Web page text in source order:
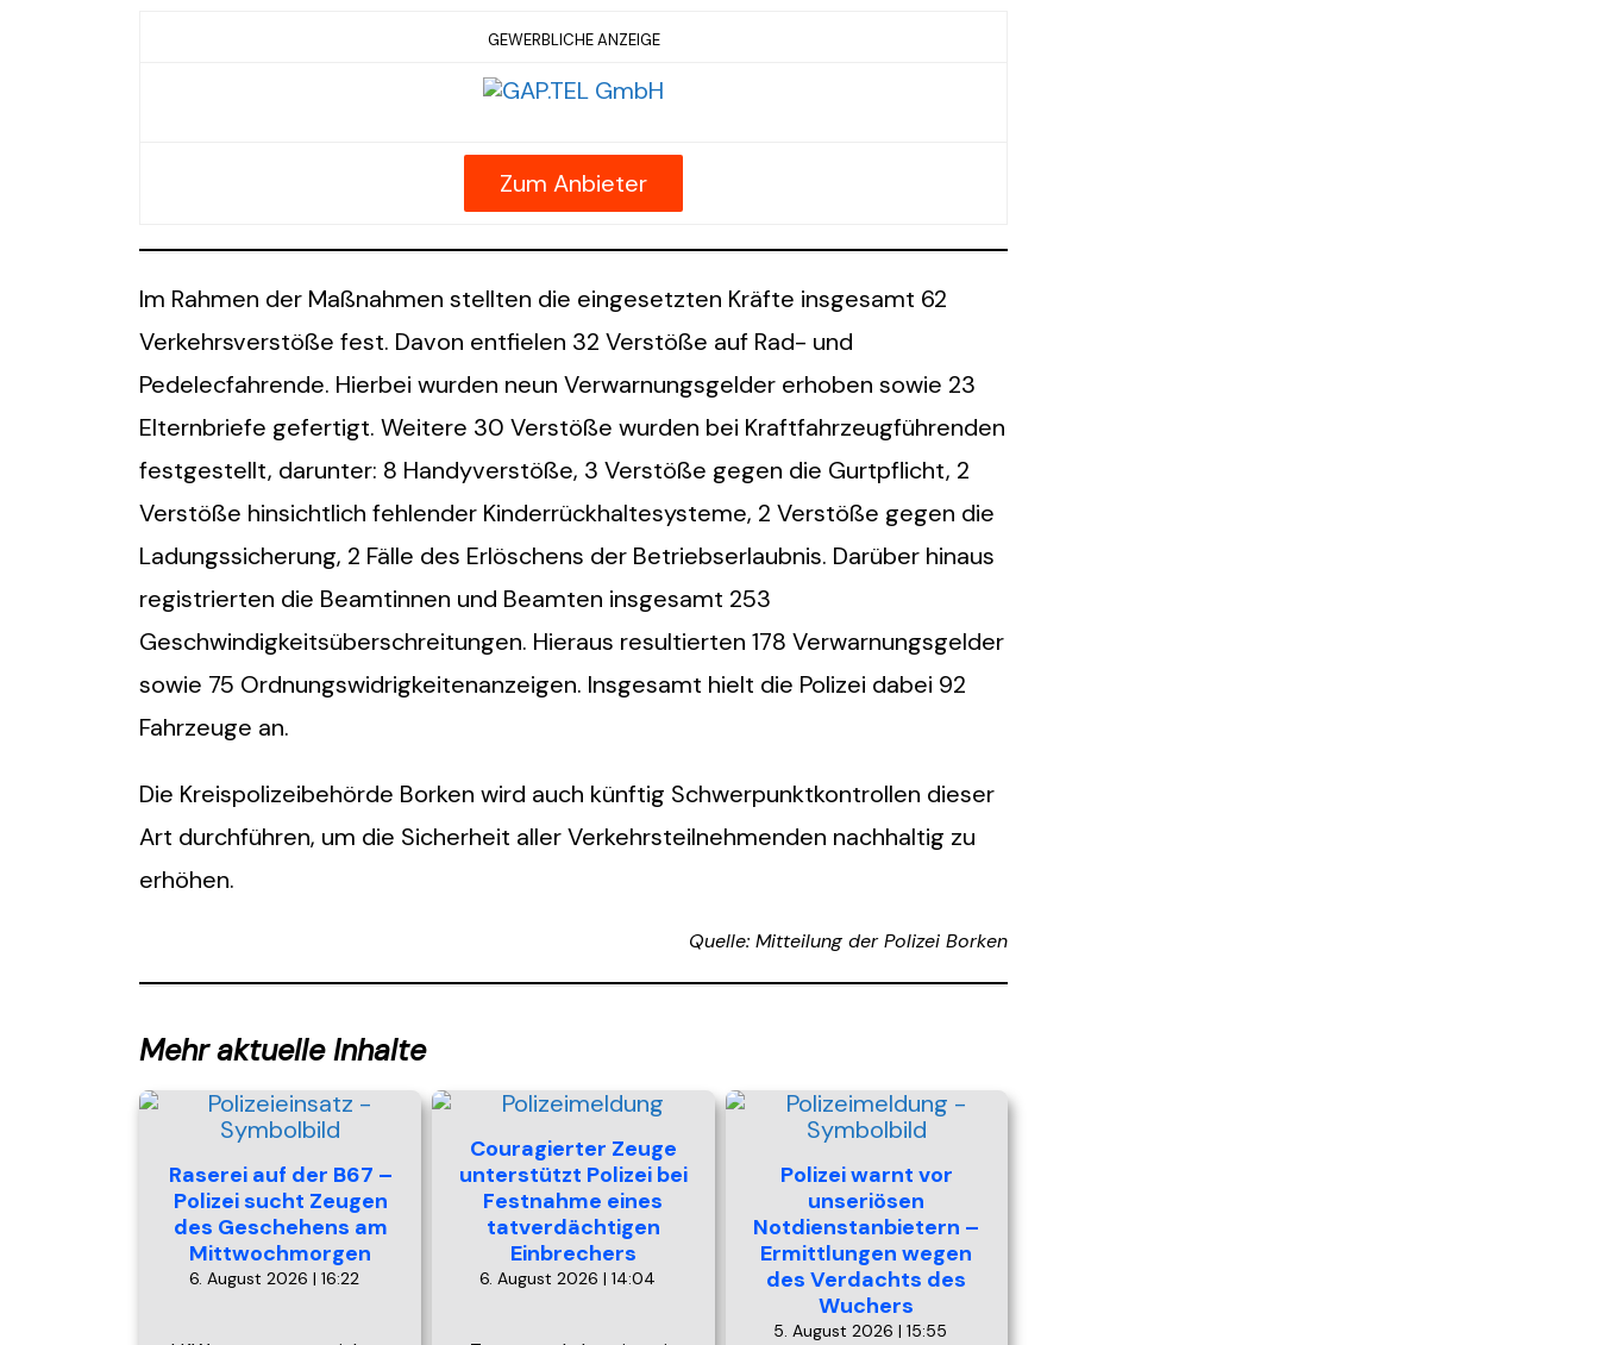
GEWERBLICHE ANZEIGE
Zum Anbieter
Im Rahmen der Maßnahmen stellten die eingesetzten Kräfte insgesamt 62
Verkehrsverstöße fest. Davon entfielen 32 Verstöße auf Rad- und
Pedelecfahrende. Hierbei wurden neun Verwarnungsgelder erhoben sowie 23
Elternbriefe gefertigt. Weitere 30 Verstöße wurden bei Kraftfahrzeugführenden
festgestellt, darunter: 8 Handyverstöße, 3 Verstöße gegen die Gurtpflicht, 2
Verstöße hinsichtlich fehlender Kinderrückhaltesysteme, 2 Verstöße gegen die
Ladungssicherung, 2 Fälle des Erlöschens der Betriebserlaubnis. Darüber hinaus
registrierten die Beamtinnen und Beamten insgesamt 253
Geschwindigkeitsüberschreitungen. Hieraus resultierten 178 Verwarnungsgelder
sowie 75 Ordnungswidrigkeitenanzeigen. Insgesamt hielt die Polizei dabei 92
Fahrzeuge an.
Die Kreispolizeibehörde Borken wird auch künftig Schwerpunktkontrollen dieser
Art durchführen, um die Sicherheit aller Verkehrsteilnehmenden nachhaltig zu
erhöhen.
Quelle: Mitteilung der Polizei Borken
Mehr aktuelle Inhalte
Raserei auf der B67 –
Polizei sucht Zeugen
des Geschehens am
Mittwochmorgen
6. August 2026 | 16:22
Couragierter Zeuge
unterstützt Polizei bei
Festnahme eines
tatverdächtigen
Einbrechers
6. August 2026 | 14:04
Polizei warnt vor
unseriösen
Notdienstanbietern –
Ermittlungen wegen
des Verdachts des
Wuchers
5. August 2026 | 15:55